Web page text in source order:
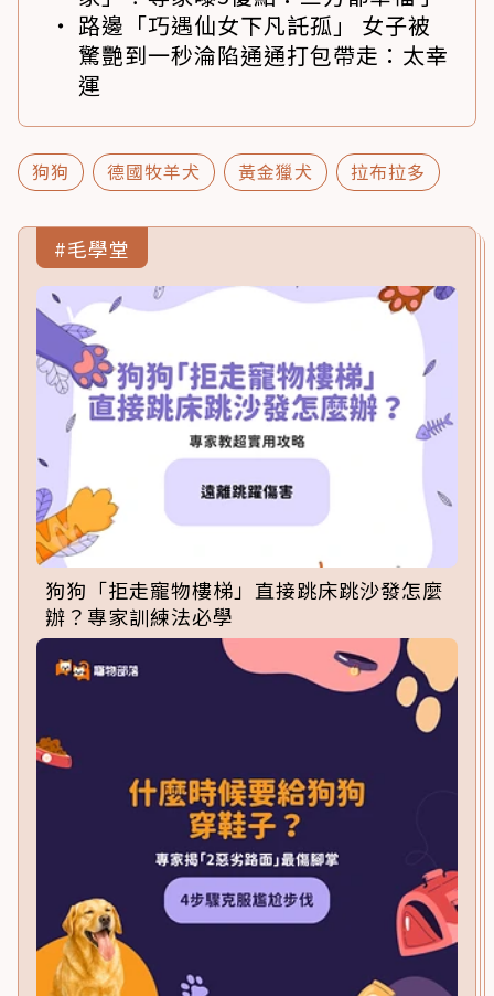
路邊「巧遇仙女下凡託孤」 女子被
驚艷到一秒淪陷通通打包帶走：太幸
運
狗狗 德國牧羊犬 黃金獵犬 拉布拉多
#毛學堂
狗狗「拒走寵物樓梯」直接跳床跳沙發怎麼
辦？專家訓練法必學